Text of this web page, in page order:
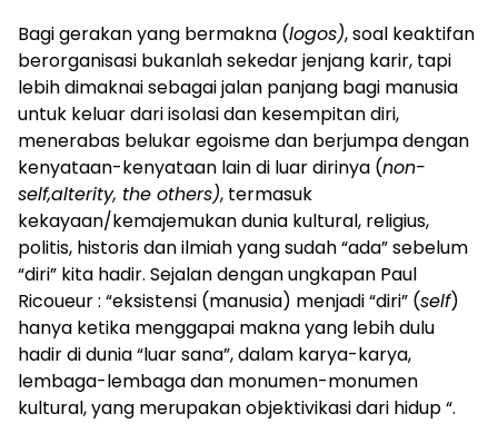
Bagi gerakan yang bermakna (logos), soal keaktifan
berorganisasi bukanlah sekedar jenjang karir, tapi
lebih dimaknai sebagai jalan panjang bagi manusia
untuk keluar dari isolasi dan kesempitan diri,
menerabas belukar egoisme dan berjumpa dengan
kenyataan-kenyataan lain di luar dirinya (non-
self,alterity, the others), termasuk
kekayaan/kemajemukan dunia kultural, religius,
politis, historis dan ilmiah yang sudah “ada” sebelum
“diri” kita hadir. Sejalan dengan ungkapan Paul
Ricoueur : “eksistensi (manusia) menjadi “diri” (self)
hanya ketika menggapai makna yang lebih dulu
hadir di dunia “luar sana”, dalam karya-karya,
lembaga-lembaga dan monumen-monumen
kultural, yang merupakan objektivikasi dari hidup “.